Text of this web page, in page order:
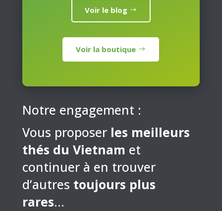
Voir le blog
Voir la boutique
Notre engagement :
Vous proposer les meilleurs
thés du Vietnam et
continuer à en trouver
d’autres toujours plus
rares…